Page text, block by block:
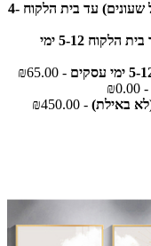
משלוח תמונה קטנה(עד 120 ס"מ ,כולל שעונים) עד בית הלקוח 4-
משלוח תמונה גדולה(מעל 120 ס"מ) עד בית הלקוח 5-12 ימי
- ₪65.00
- ₪0.00
- ₪450.00